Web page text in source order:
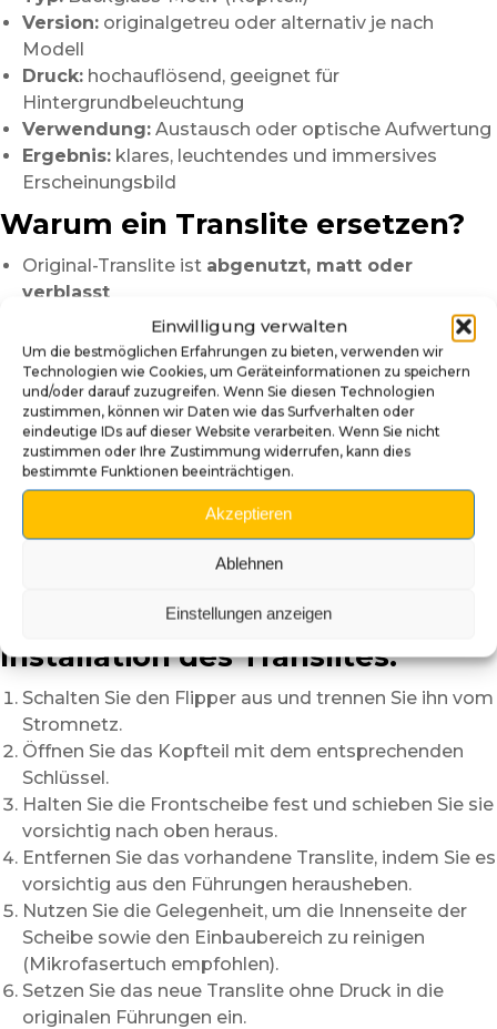
Einwilligung verwalten
Um die bestmöglichen Erfahrungen zu bieten, verwenden wir
Technologien wie Cookies, um Geräteinformationen zu speichern
und/oder darauf zuzugreifen. Wenn Sie diesen Technologien
zustimmen, können wir Daten wie das Surfverhalten oder
eindeutige IDs auf dieser Website verarbeiten. Wenn Sie nicht
zustimmen oder Ihre Zustimmung widerrufen, kann dies
bestimmte Funktionen beeinträchtigen.
Akzeptieren
Ablehnen
Einstellungen anzeigen
Version: originalgetreu oder alternativ je nach
Modell
Druck: hochauflösend, geeignet für
Hintergrundbeleuchtung
Verwendung: Austausch oder optische Aufwertung
Ergebnis: klares, leuchtendes und immersives
Erscheinungsbild
Warum ein Translite ersetzen?
Original-Translite ist abgenutzt, matt oder
verblasst
Kratzer, Risse oder Beschädigungen
sind sichtbar
Wunsch nach einemsauberen und neuwertigen
Erscheinungsbild
Möglichkeit, einalternatives Designzu wählen
Vor der Installation:
Schalten Sie den Flipper vor jeder Arbeit aus.
Öffnen Sie das Kopfteil vorsichtig.
Arbeiten Sie in einer sauberen Umgebung, um Staub
Installation des Translites:
Schalten Sie den Flipper aus und trennen Sie ihn vom
Stromnetz.
Öffnen Sie das Kopfteil mit dem entsprechenden
Schlüssel.
Halten Sie die Frontscheibe fest und schieben Sie sie
vorsichtig nach oben heraus.
Entfernen Sie das vorhandene Translite, indem Sie es
vorsichtig aus den Führungen herausheben.
Nutzen Sie die Gelegenheit, um die Innenseite der
Scheibe sowie den Einbaubereich zu reinigen
(Mikrofasertuch empfohlen).
Setzen Sie das neue Translite ohne Druck in die
originalen Führungen ein.